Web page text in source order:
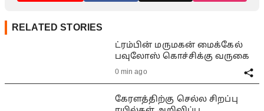
RELATED STORIES
ட்ரம்பின் மருமகன் மைக்கேல்
பவுலோஸ் கொச்சிக்கு வருகை
0 min ago
கேரளத்திற்கு செல்ல சிறப்பு